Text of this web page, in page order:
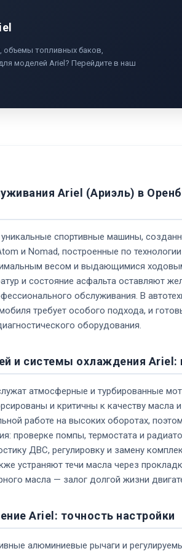
объемы топливных баков,
моделей Ariel? Перейдите в наш
Ariel (Ариэль) в
спортивные машины,
и Nomad, построенные по
весом и выдающимися
и состояние асфальта оставляют
обслуживания. В
требует особого подхода, и
оборудования.
и системы охлаждения Ariel:
атмосферные и турбированные
и критичны к качеству
работе на высоких оборотах,
проверке помпы, термостата и
ДВС, регулировку и замену
устраняют течи масла через
масла — залог долгой жизни
Ariel: точность настройки
алюминиевые рычаги и